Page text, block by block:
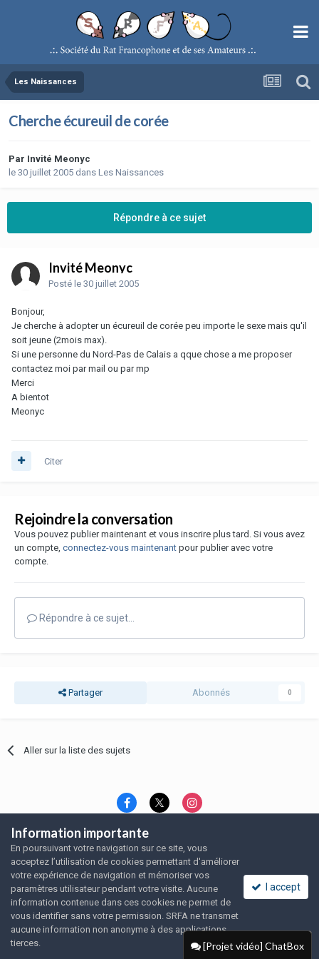
Les Naissances
Cherche écureuil de corée
Par Invité Meonyc
le 30 juillet 2005 dans Les Naissances
Répondre à ce sujet
Invité Meonyc
Posté le 30 juillet 2005
Bonjour,
Je cherche à adopter un écureuil de corée peu importe le sexe mais qu'il
soit jeune (2mois max).
Si une personne du Nord-Pas de Calais a qque chose a me proposer
contactez moi par mail ou par mp
Merci
A bientot
Meonyc
Citer
Rejoindre la conversation
Vous pouvez publier maintenant et vous inscrire plus tard. Si vous avez
un compte, connectez-vous maintenant pour publier avec votre
compte.
Répondre à ce sujet…
Partager Abonnés 0
Aller sur la liste des sujets
[Projet vidéo] ChatBox
Langue Thème
Politique de confidentialité
Nous contacter
Nous contacter
SRFA, l'association des amoureux du rat domestique
Powered by Invision Community
Information importante
En poursuivant votre navigation sur ce site, vous
acceptez l’utilisation de cookies permettant d'améliorer
votre expérience de navigation et mémoriser vos
paramètres utilisateur pendant votre visite. Aucune
information contenue dans ces cookies ne permet de
vous identifier sans votre permission. SRFA ne transmet
aucune information non anonyme à des applications
tierces.
I accept